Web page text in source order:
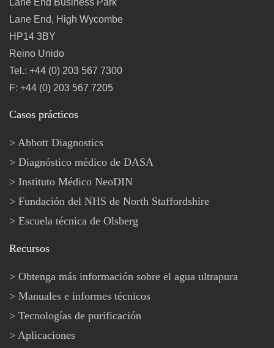
Lane End Business Park
Lane End, High Wycombe
HP14 3BY
Reino Unido
Tel.: +44 (0) 203 567 7300
F: +44 (0) 203 567 7205
Casos prácticos
Abbott Diagnostics
Diagnóstico médico de DASA
Instituto Médico NeoDIN
Fundación del NHS de North Staffordshire
Escuela técnica de Olsberg
Recursos
Obtenga más información sobre el agua ultrapura
Manuales e informes técnicos
Tecnologías de purificación
Aplicaciones